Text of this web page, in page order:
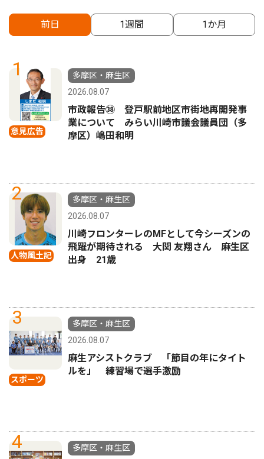
前日 1週間 1か月
1
意見広告
多摩区・麻生区
2026.08.07
市政報告㊳ 登戸駅前地区市街地再開発事
業について みらい川崎市議会議員団（多
摩区）嶋田和明
2
人物風土記
多摩区・麻生区
2026.08.07
川崎フロンターレのMFとして今シーズンの
飛躍が期待される 大関 友翔さん 麻生区
出身 21歳
3
スポーツ
多摩区・麻生区
2026.08.07
麻生アシストクラブ 「節目の年にタイト
ルを」 練習場で選手激励
4
多摩区・麻生区